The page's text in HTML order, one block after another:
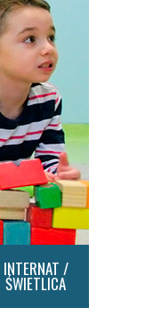
INTERNAT /
ŚWIETLICA